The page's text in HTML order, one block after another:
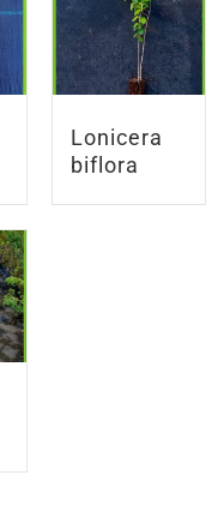
Lonicera
biflora